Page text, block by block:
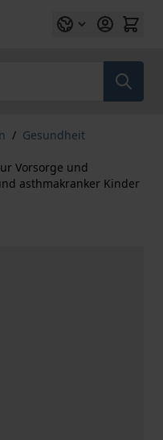
/ Gesundheit
Vorsorge und
asthmakranker Kinder